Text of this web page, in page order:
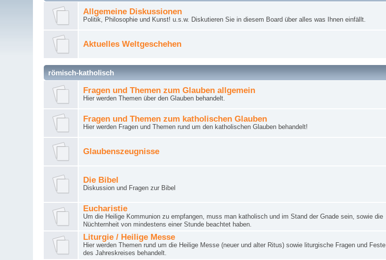
Allgemeine Diskussionen
Politik, Philosophie und Kunst! u.s.w. Diskutieren Sie in diesem Board über alles was Ihnen einfällt.
Aktuelles Weltgeschehen
römisch-katholisch
Fragen und Themen zum Glauben allgemein
Hier werden Themen über den Glauben behandelt.
Fragen und Themen zum katholischen Glauben
Hier werden Fragen und Themen rund um den katholischen Glauben behandelt!
Glaubenszeugnisse
Die Bibel
Diskussion und Fragen zur Bibel
Eucharistie
Um die Heilige Kommunion zu empfangen, muss man katholisch und im Stand der Gnade sein, sowie die
Nüchternheit von mindestens einer Stunde beachtet haben.
Liturgie / Heilige Messe
Hier werden Themen rund um die Heilige Messe (neuer und alter Ritus) sowie liturgische Fragen und Feste
des Jahreskreises behandelt.